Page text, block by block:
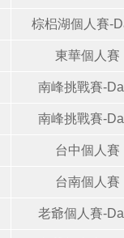
棕梠湖個人賽-
東華個人賽
南峰挑戰賽-
南峰挑戰賽-
台中個人賽
台南個人賽
老爺個人賽-